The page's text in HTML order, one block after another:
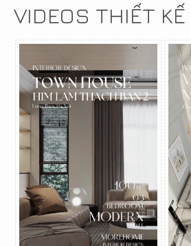
VIDEOS THIẾT